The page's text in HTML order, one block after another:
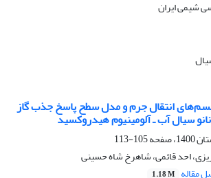
انتقال جرم و مدل سطح پاسخ جذب گاز
سیال آب ـ آلومینیوم هیدروکسید
105-113
احد قائمی، شاهرخ شاه حسینی
مقاله 1.18 M